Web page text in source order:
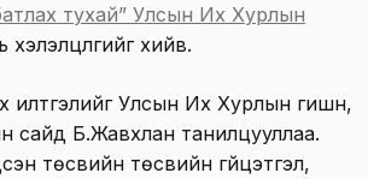
тухай” Улсын Их Хурлын
хийв.
илтгэлийг Улсын Их Хурлын гишүүн,
сайд Б.Жавхлан танилцууллаа.
төсвийн төсвийн гүйцэтгэл,